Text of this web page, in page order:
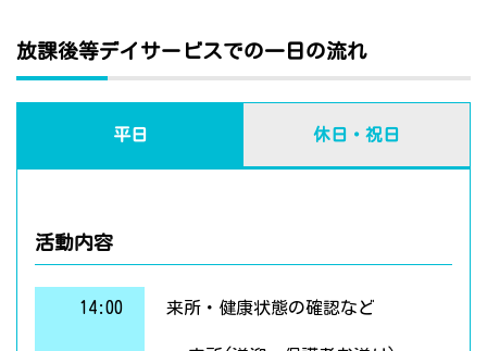
放課後等デイサービスでの一日の流れ
平日 休日・祝日
活動内容
14:00 来所・健康状態の確認など